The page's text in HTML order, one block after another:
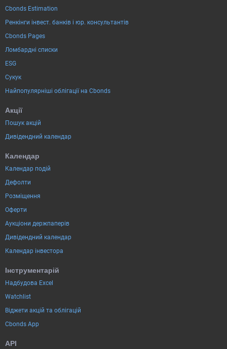
Cbonds Estimation
Ренкінги інвест. банків і юр. консультантів
Cbonds Pages
Ломбардні списки
ESG
Сукук
Найпопулярніші облігації на Cbonds
Акції
Пошук акцій
Дивідендний календар
Календар
Календар подій
Дефолти
Розміщення
Оферти
Аукціони держпаперів
Дивідендний календар
Календар інвестора
Інструментарій
Надбудова Excel
Watchlist
Віджети акцій та облігацій
Cbonds App
API